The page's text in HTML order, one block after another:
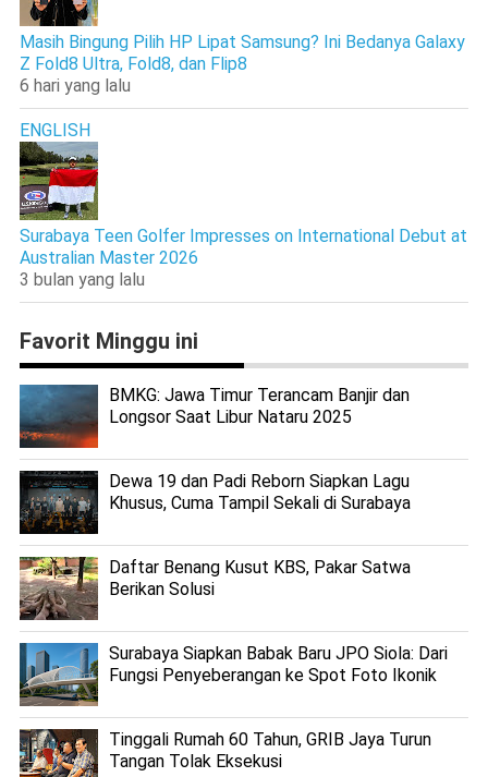
Masih Bingung Pilih HP Lipat Samsung? Ini Bedanya Galaxy
Z Fold8 Ultra, Fold8, dan Flip8
6 hari yang lalu
ENGLISH
Surabaya Teen Golfer Impresses on International Debut at
Australian Master 2026
3 bulan yang lalu
Favorit Minggu ini
BMKG: Jawa Timur Terancam Banjir dan
Longsor Saat Libur Nataru 2025
Dewa 19 dan Padi Reborn Siapkan Lagu
Khusus, Cuma Tampil Sekali di Surabaya
Daftar Benang Kusut KBS, Pakar Satwa
Berikan Solusi
Surabaya Siapkan Babak Baru JPO Siola: Dari
Fungsi Penyeberangan ke Spot Foto Ikonik
Tinggali Rumah 60 Tahun, GRIB Jaya Turun
Tangan Tolak Eksekusi